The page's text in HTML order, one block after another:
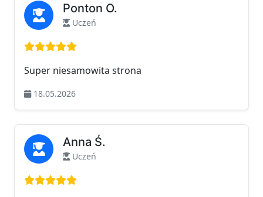
Ponton O.
Uczeń
Ocena: 5 na 5
Super niesamowita strona
18.05.2026
Anna Ś.
Uczeń
Ocena: 5 na 5